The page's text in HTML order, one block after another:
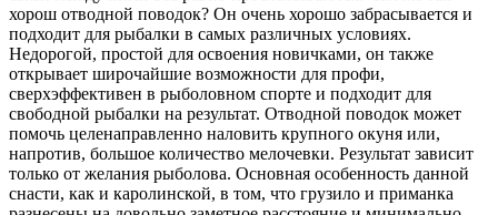
хорош отводной поводок? Он очень хорошо забрасывается и
подходит для рыбалки в самых различных условиях.
Недорогой, простой для освоения новичками, он также
открывает широчайшие возможности для профи,
сверхэффективен в рыболовном спорте и подходит для
свободной рыбалки на результат. Отводной поводок может
помочь целенаправленно наловить крупного окуня или,
напротив, большое количество мелочевки. Результат зависит
только от желания рыболова. Основная особенность данной
снасти, как и каролинской, в том, что грузило и приманка